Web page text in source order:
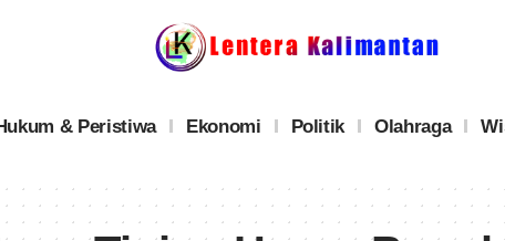
& Peristiwa Ekonomi Politik Olahraga